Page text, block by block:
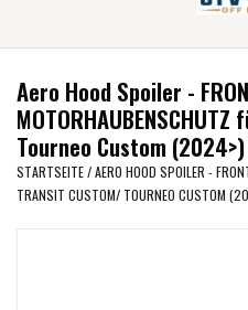
Viano /Vito 639
VW T7 2025
VW T6
Aero Hood Spoiler -
Tourneo Custom
STARTSEITE/AERO HOOD SPOILER -
TRANSIT CUSTOM/ TOURNEO CUSTOM